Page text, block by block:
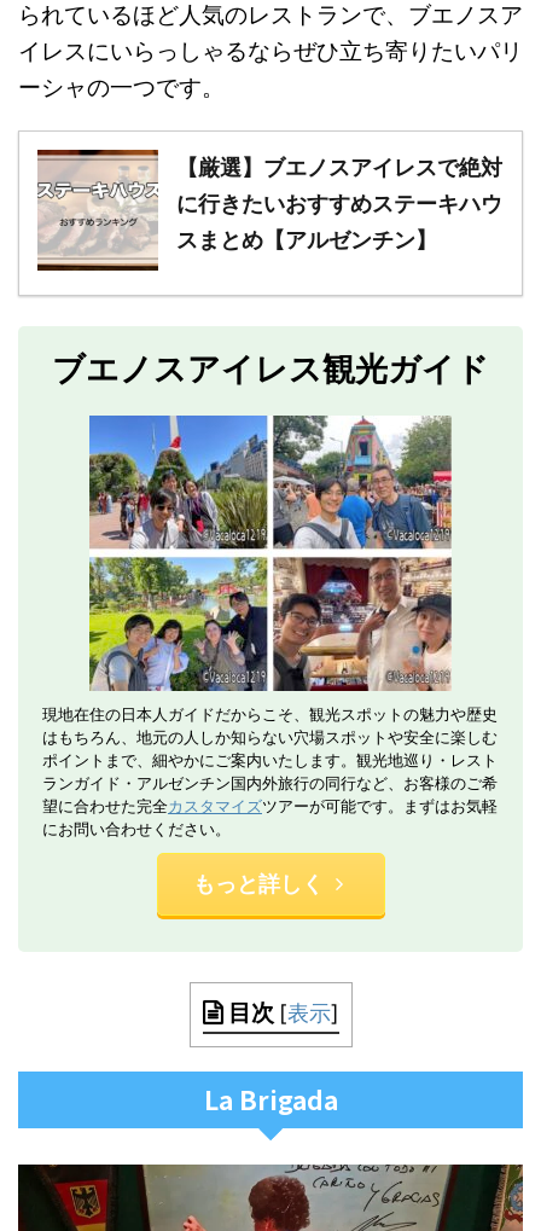
られているほど人気のレストランで、ブエノスア
イレスにいらっしゃるならぜひ立ち寄りたいパリ
ーシャの一つです。
【厳選】ブエノスアイレスで絶対
に行きたいおすすめステーキハウ
スまとめ【アルゼンチン】
ブエノスアイレス観光ガイド
現地在住の日本人ガイドだからこそ、観光スポットの魅力や歴史
はもちろん、地元の人しか知らない穴場スポットや安全に楽しむ
ポイントまで、細やかにご案内いたします。観光地巡り・レスト
ランガイド・アルゼンチン国内外旅行の同行など、お客様のご希
望に合わせた完全カスタマイズツアーが可能です。まずはお気軽
にお問い合わせください。
もっと詳しく
目次 [表示]
La Brigada